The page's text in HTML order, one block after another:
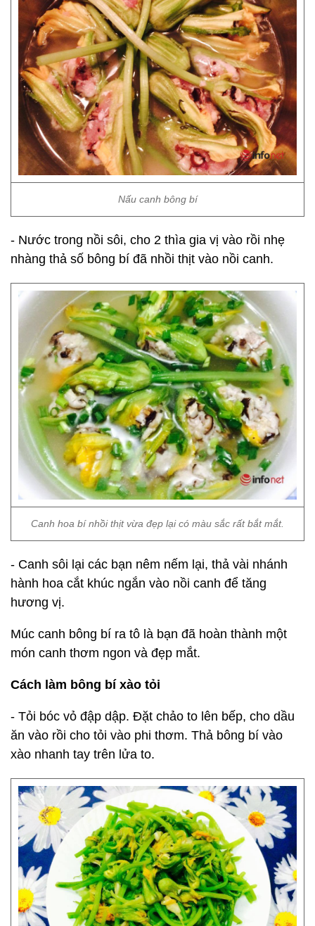
Nấu canh bông bí
- Nước trong nồi sôi, cho 2 thìa gia vị vào rồi nhẹ
nhàng thả số bông bí đã nhồi thịt vào nồi canh.
Canh hoa bí nhồi thịt vừa đẹp lại có màu sắc rất bắt mắt.
- Canh sôi lại các bạn nêm nếm lại, thả vài nhánh
hành hoa cắt khúc ngắn vào nồi canh để tăng
hương vị.
Múc canh bông bí ra tô là bạn đã hoàn thành một
món canh thơm ngon và đẹp mắt.
Cách làm bông bí xào tỏi
- Tỏi bóc vỏ đập dập. Đặt chảo to lên bếp, cho dầu
ăn vào rồi cho tỏi vào phi thơm. Thả bông bí vào
xào nhanh tay trên lửa to.